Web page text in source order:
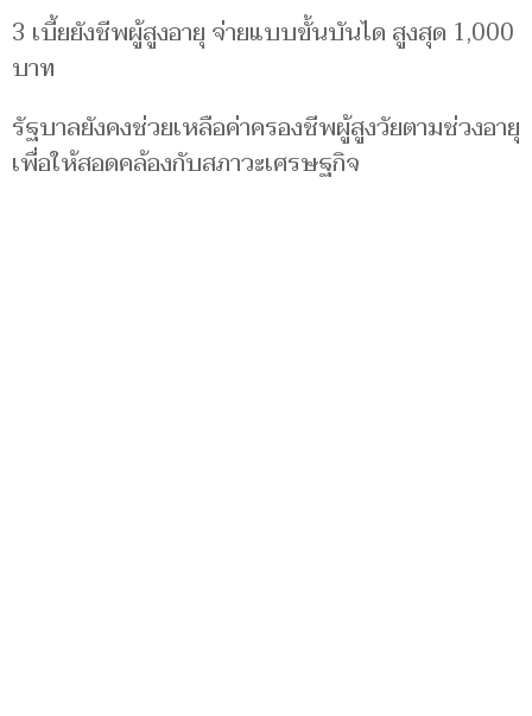
3 เบี้ยยังชีพผู้สูงอายุ จ่ายแบบขั้นบันได สูงสุด 1,000
บาท
รัฐบาลยังคงช่วยเหลือค่าครองชีพผู้สูงวัยตามช่วงอายุ
เพื่อให้สอดคล้องกับสภาวะเศรษฐกิจ